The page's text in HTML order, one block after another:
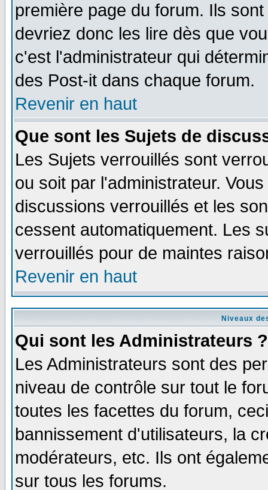
première page du forum. Ils
devriez donc les lire dès que
c'est l'administrateur qui
des Post-it dans chaque forum.
Revenir en haut
Que sont les Sujets de
Les Sujets verrouillés sont
ou soit par l'administrateur.
discussions verrouillés et les
cessent automatiquement. Les
verrouillés pour de maintes
Revenir en haut
Niveaux
Qui sont les Administrateurs ?
Les Administrateurs sont des
niveau de contrôle sur tout le
toutes les facettes du forum,
bannissement d'utilisateurs, la
modérateurs, etc. Ils ont
sur tous les forums.